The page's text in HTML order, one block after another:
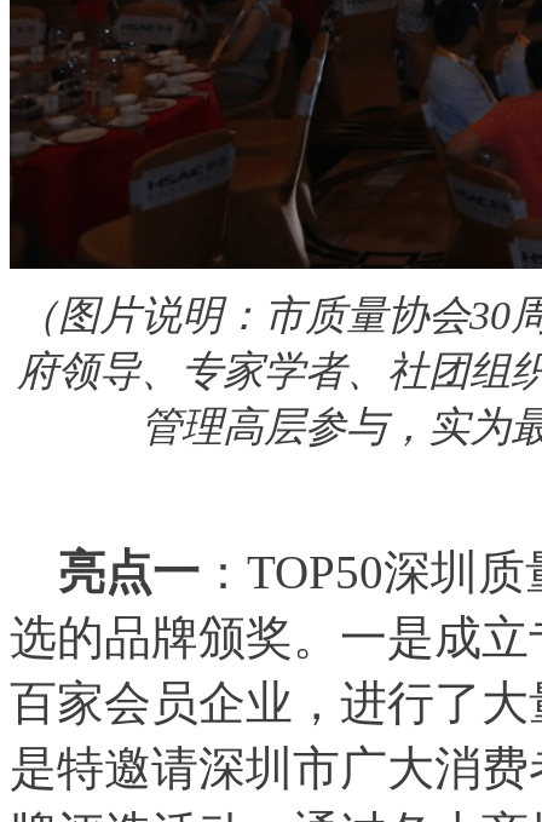
（图片说明：市质量协会
府领导、专家学者、社团组
管理高层参与，实为
亮点一 ：TOP50深圳
选的品牌颁奖。一是成
百家会员企业，进行了
是特邀请深圳市广大消